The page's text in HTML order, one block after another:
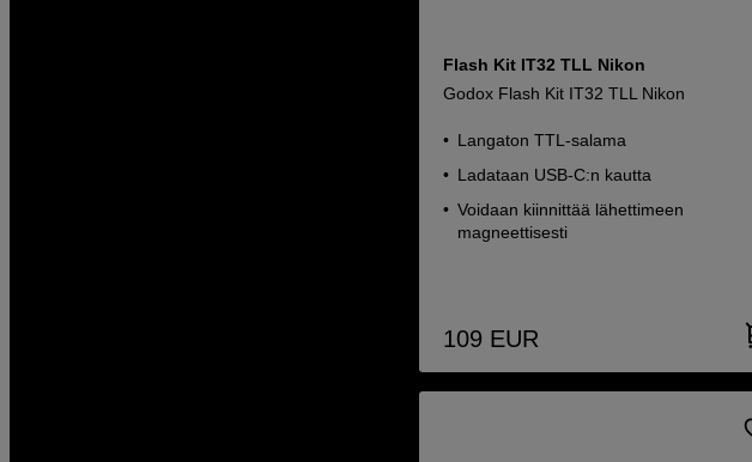
Flash Kit IT32 TLL Nikon
Godox Flash Kit IT32 TLL Nikon
Langaton TTL-salama
Ladataan USB-C:n kautta
Voidaan kiinnittää lähettimeen
magneettisesti
109 EUR